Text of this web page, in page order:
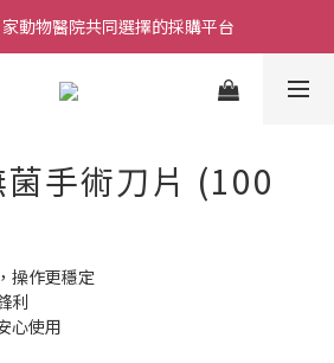
動物醫院共同選擇的採購平台
動物醫院共同選擇的採購平台
快速出貨，常用耗材一站採購
動物醫院共同選擇的採購平台
菌手術刀片 (100
操作更穩定
利
心使用